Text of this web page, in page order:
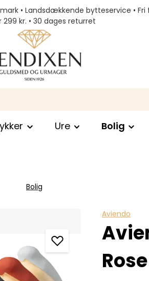
• Landsdækkende bytteservice •
299 kr. • 30 dages returret
Ure Bolig
Bolig
Aviendo